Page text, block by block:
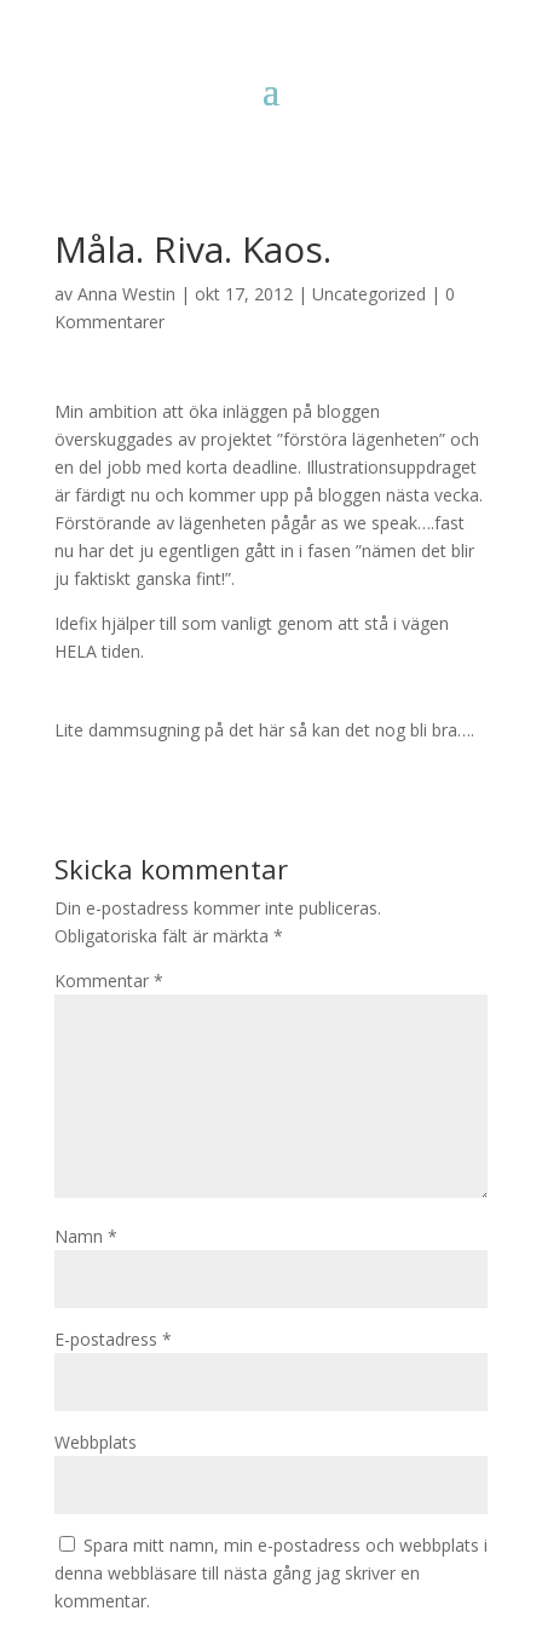
Måla. Riva. Kaos.
av Anna Westin | okt 17, 2012| Uncategorized | 0
Kommentarer
Min ambition att öka inläggen på bloggen
överskuggades av projektet ”förstöra lägenheten” och
en del jobb med korta deadline. Illustrationsuppdraget
är färdigt nu och kommer upp på bloggen nästa vecka.
Förstörande av lägenheten pågår as we speak….fast
nu har det ju egentligen gått in i fasen ”nämen det blir
ju faktiskt ganska fint!”.
Idefix hjälper till som vanligt genom att stå i vägen
HELA tiden.
Lite dammsugning på det här så kan det nog bli bra….
Skicka kommentar
Din e-postadress kommer inte publiceras.
Obligatoriska fält är märkta *
Kommentar *
Namn *
E-postadress *
Webbplats
Spara mitt namn, min e-postadress och webbplats i
denna webbläsare till nästa gång jag skriver en
kommentar.